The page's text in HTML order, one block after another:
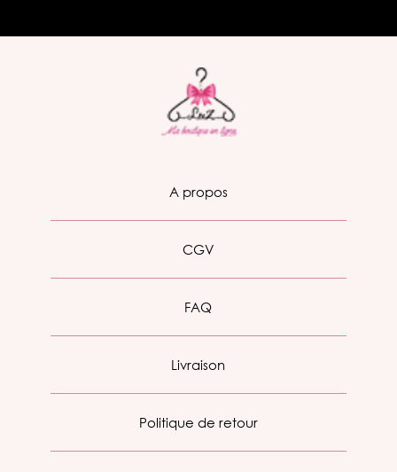
A propos
CGV
FAQ
Livraison
Politique de retour